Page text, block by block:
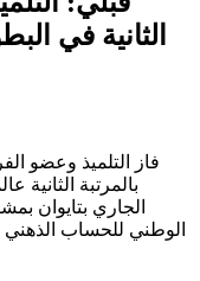
الثانية في
فاز التلميذ وعضو
بالمرتبة الثانية
الوطني للحساب الذهني